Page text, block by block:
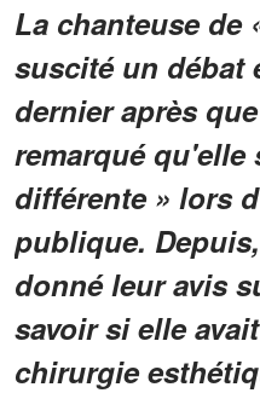
La chanteuse de
suscité un débat
dernier après
remarqué qu'elle
différente » lors
publique.
donné leur avis
savoir si elle
chirurgie